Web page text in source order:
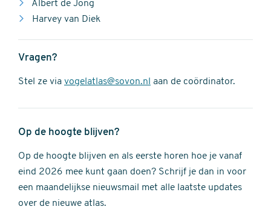
Albert de Jong
Harvey van Diek
Vragen?
Stel ze via vogelatlas@sovon.nl aan de coördinator.
Op de hoogte blijven?
Op de hoogte blijven en als eerste horen hoe je vanaf
eind 2026 mee kunt gaan doen? Schrijf je dan in voor
een maandelijkse nieuwsmail met alle laatste updates
over de nieuwe atlas.